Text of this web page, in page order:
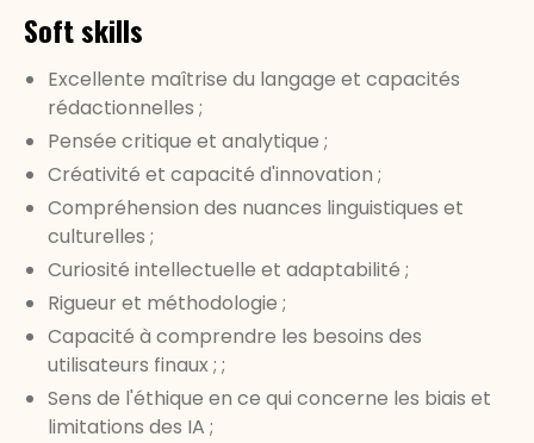
Soft skills
Excellente maîtrise du langage et capacités
rédactionnelles ;
Pensée critique et analytique ;
Créativité et capacité d'innovation ;
Compréhension des nuances linguistiques et
culturelles ;
Curiosité intellectuelle et adaptabilité ;
Rigueur et méthodologie ;
Capacité à comprendre les besoins des
utilisateurs finaux ; ;
Sens de l'éthique en ce qui concerne les biais et
limitations des IA ;